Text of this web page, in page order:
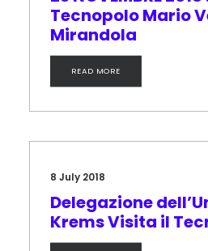
Tecnopolo Mario
Mirandola
READ MORE
8 July 2018
Delegazione
Krems Visita il